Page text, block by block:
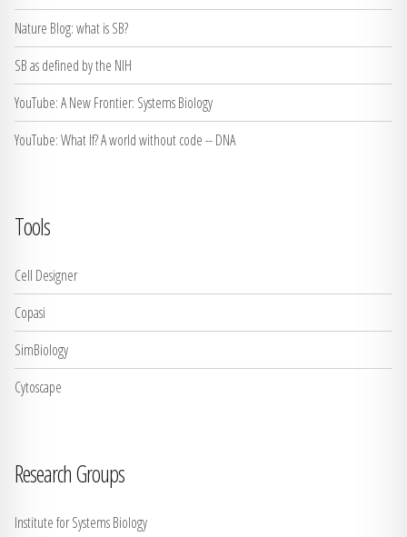
Nature Blog: what is SB?
SB as defined by the NIH
YouTube: A New Frontier: Systems Biology
YouTube: What If? A world without code -- DNA
Tools
Cell Designer
Copasi
SimBiology
Cytoscape
Research Groups
Institute for Systems Biology